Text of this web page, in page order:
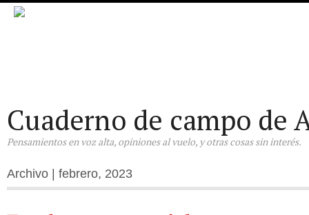
Cuaderno de campo de
Pensamientos en voz alta, opiniones al vuelo, y otras cosas sin interés.
Archivo | febrero, 2023